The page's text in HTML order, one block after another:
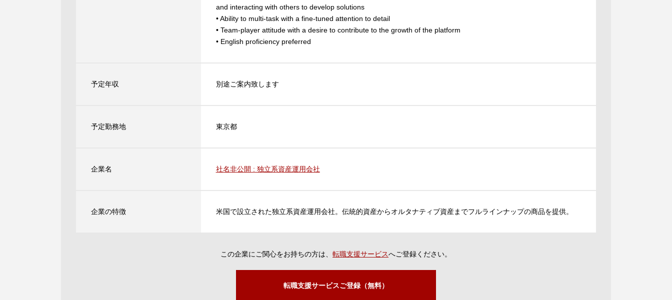
and interacting with others to develop solutions
• Ability to multi-task with a fine-tuned attention to detail
• Team-player attitude with a desire to contribute to the growth of the platform
• English proficiency preferred
予定年収 別途ご案内致します
予定勤務地 東京都
企業名 社名非公開 : 独立系資産運用会社
企業の特徴 米国で設立された独立系資産運用会社。伝統的資産からオルタナティブ資産までフルラインナップの商品を提供。
この企業にご関心をお持ちの方は、 転職支援サービスへご登録ください。
転職支援サービスご登録（無料）